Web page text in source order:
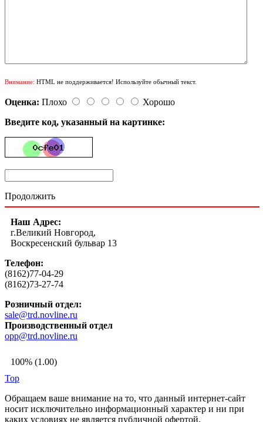
Внимание: HTML не поддерживается! Используйте обычный текст.
Оценка: Плохо
Хорошо
Введите код, указанный на картинке:
Продолжить
Наш Адрес:
г.Великий Новгород,
Воскресенский бульвар 13
Телефон:
(8162)77-04-29
(8162)73-27-74
Розничный отдел:
sale@trd.novline.ru
Производственный отдел
opp@trd.novline.ru
100% (1.00)
Top
Обращаем ваше внимание на то, что данный интернет-сайт
носит исключительно информационный характер и ни при
каких условиях не является публичной офертой,